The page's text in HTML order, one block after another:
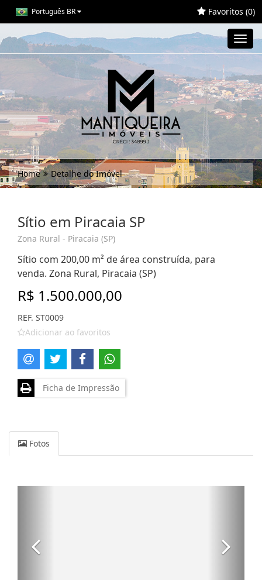
Português BR Favoritos (0)
Home Detalhe do Imóvel
Sítio em Piracaia SP
Zona Rural - Piracaia (SP)
Sítio com 200,00 m² de área construída, para
venda. Zona Rural, Piracaia (SP)
R$ 1.500.000,00
REF. ST0009
Adicionar ao favoritos
Ficha de Impressão
Fotos